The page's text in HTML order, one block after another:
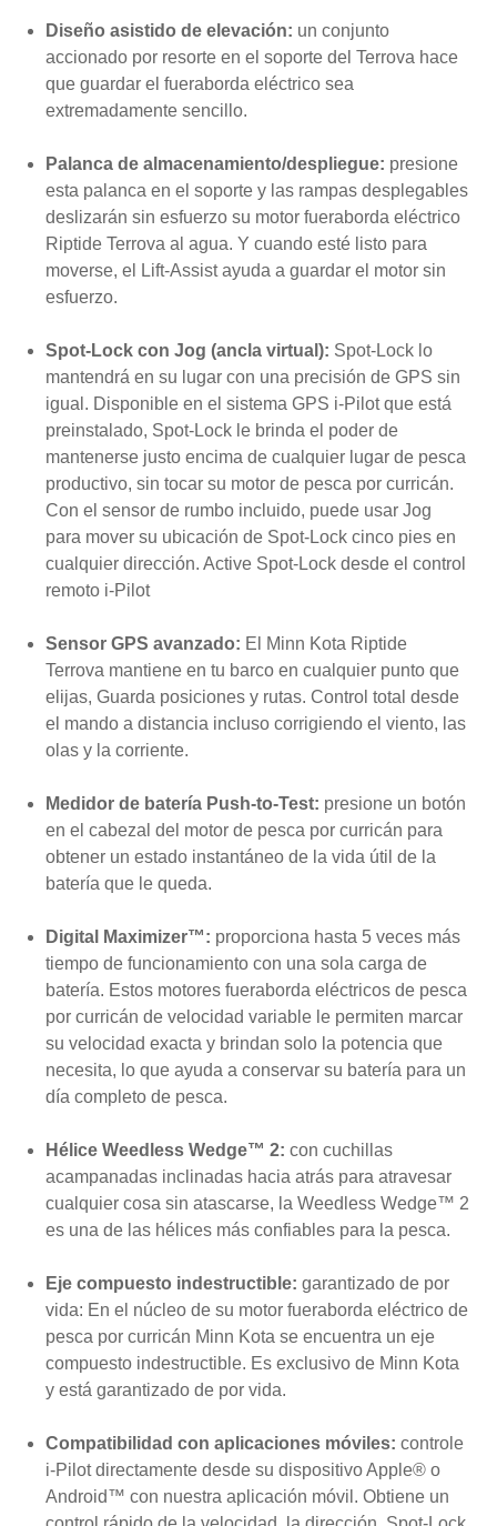
Diseño asistido de elevación: un conjunto
accionado por resorte en el soporte del Terrova hace
que guardar el fueraborda eléctrico sea
extremadamente sencillo.
Palanca de almacenamiento/despliegue: presione
esta palanca en el soporte y las rampas desplegables
deslizarán sin esfuerzo su motor fueraborda eléctrico
Riptide Terrova al agua. Y cuando esté listo para
moverse, el Lift-Assist ayuda a guardar el motor sin
esfuerzo.
Spot-Lock con Jog (ancla virtual): Spot-Lock lo
mantendrá en su lugar con una precisión de GPS sin
igual. Disponible en el sistema GPS i-Pilot que está
preinstalado, Spot-Lock le brinda el poder de
mantenerse justo encima de cualquier lugar de pesca
productivo, sin tocar su motor de pesca por curricán.
Con el sensor de rumbo incluido, puede usar Jog
para mover su ubicación de Spot-Lock cinco pies en
cualquier dirección. Active Spot-Lock desde el control
remoto i-Pilot
Sensor GPS avanzado: El Minn Kota Riptide
Terrova mantiene en tu barco en cualquier punto que
elijas, Guarda posiciones y rutas. Control total desde
el mando a distancia incluso corrigiendo el viento, las
olas y la corriente.
Medidor de batería Push-to-Test: presione un botón
en el cabezal del motor de pesca por curricán para
obtener un estado instantáneo de la vida útil de la
batería que le queda.
Digital Maximizer™: proporciona hasta 5 veces más
tiempo de funcionamiento con una sola carga de
batería. Estos motores fueraborda eléctricos de pesca
por curricán de velocidad variable le permiten marcar
su velocidad exacta y brindan solo la potencia que
necesita, lo que ayuda a conservar su batería para un
día completo de pesca.
Hélice Weedless Wedge™ 2: con cuchillas
acampanadas inclinadas hacia atrás para atravesar
cualquier cosa sin atascarse, la Weedless Wedge™ 2
es una de las hélices más confiables para la pesca.
Eje compuesto indestructible: garantizado de por
vida: En el núcleo de su motor fueraborda eléctrico de
pesca por curricán Minn Kota se encuentra un eje
compuesto indestructible. Es exclusivo de Minn Kota
y está garantizado de por vida.
Compatibilidad con aplicaciones móviles: controle
i-Pilot directamente desde su dispositivo Apple® o
Android™ con nuestra aplicación móvil. Obtiene un